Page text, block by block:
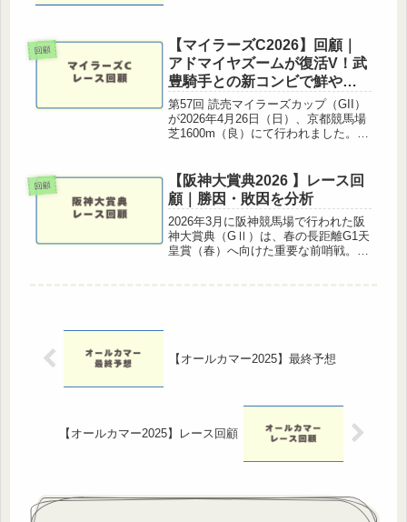
したが波乱の結果となりました。レー
ス展開や各馬の走りを...
回顧
【マイラーズC2026】回顧｜
アドマイヤズームが復活V！武
豊騎手との新コンビで鮮やか
押し切り
第57回 読売マイラーズカップ（GII）
が2026年4月26日（日）、京都競馬場
芝1600m（良）にて行われました。1
頭に立つと後続の追い上げを完封。
2024年朝日杯フュ...
回顧
【阪神大賞典2026 】レース回
顧｜勝因・敗因を分析
2026年3月に阪神競馬場で行われた阪
神大賞典（GⅡ）は、春の長距離G1天
皇賞（春）へ向けた重要な前哨戦。今
【オールカマー2025】最終予想
【オールカマー2025】レース回顧